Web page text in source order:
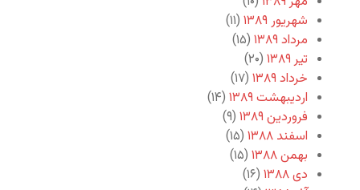
شهریور ۱۳۸۹
(۱۱)
مرداد ۱۳۸۹
(۱۵)
تیر ۱۳۸۹
(۲۰)
خرداد ۱۳۸۹
(۱۷)
اردیبهشت ۱۳۸۹
(۱۴)
فروردین ۱۳۸۹
(۹)
اسفند ۱۳۸۸
(۱۵)
بهمن ۱۳۸۸
(۱۵)
دی ۱۳۸۸
(۱۶)